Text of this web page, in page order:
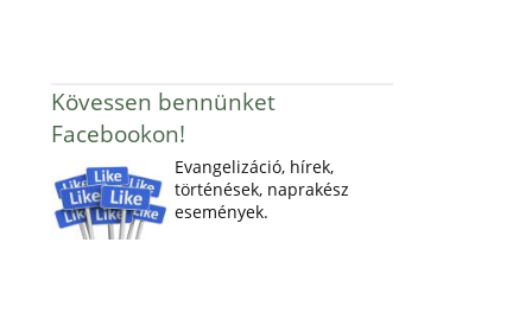
Kövessen bennünket
Facebookon!
Evangelizáció, hírek,
történések, naprakész
események.